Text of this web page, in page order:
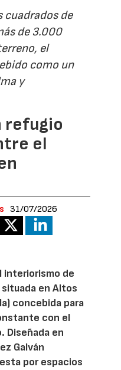
cuadrados de
de 3.000
el
como un
y
refugio
el
31/07/2026
interiorismo de
situada en Altos
concebida para
con el
Diseñada en
Galván
por espacios